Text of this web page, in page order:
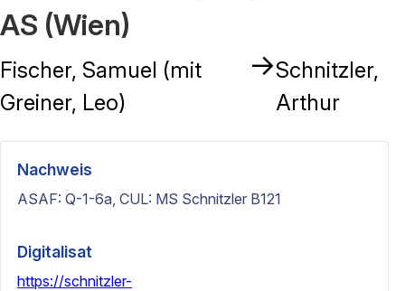
AS (Wien)
Fischer, Samuel (mit
Greiner, Leo)
→Schnitzler,
Arthur
Nachweis
ASAF: Q-1-6a, CUL: MS Schnitzler B121
Digitalisat
https://schnitzler-